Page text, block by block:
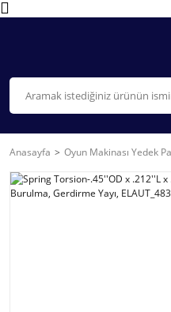
Anasayfa Oyun Makinası Yedek